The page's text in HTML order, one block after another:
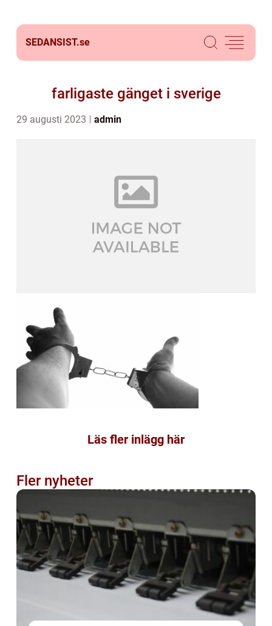
SEDANSIST.se
farligaste gänget i sverige
29 augusti 2023 admin
Läs fler inlägg här
Fler nyheter